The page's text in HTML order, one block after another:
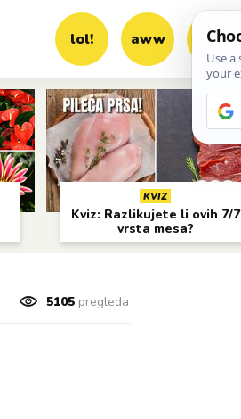
lol! aww vrh!
KVIZ
Kviz: Razlikujete li ovih 7/7
vrsta mesa?
5105pregleda